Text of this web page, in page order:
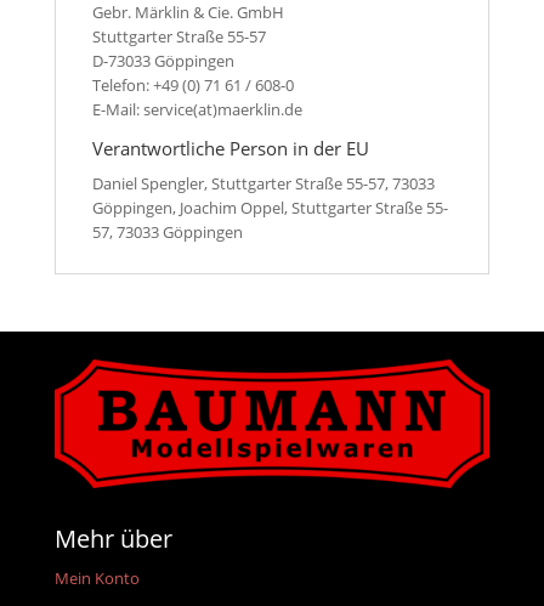
Gebr. Märklin & Cie. GmbH
Stuttgarter Straße 55-57
D-73033 Göppingen
Telefon: +49 (0) 71 61 / 608-0
E-Mail: service(at)maerklin.de
Verantwortliche Person in der EU
Daniel Spengler, Stuttgarter Straße 55-57, 73033
Göppingen, Joachim Oppel, Stuttgarter Straße 55-
57, 73033 Göppingen
Mehr über
Mein Konto